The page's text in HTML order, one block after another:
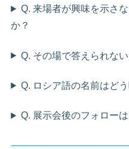
Q. 来場者が興味を示さ
か？
Q. その場で答えられな
Q. ロシア語の名前はど
Q. 展示会後のフォロー